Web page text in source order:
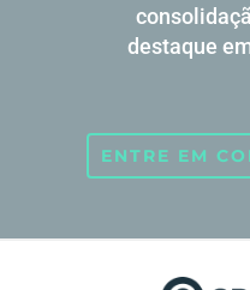
destaque
ENTRE EM